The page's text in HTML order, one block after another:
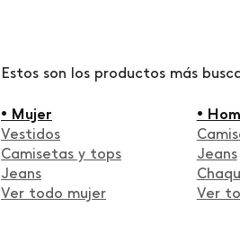
Estos son los productos más
• Mujer
Vestidos
Camisetas y tops
Jeans
Ver todo mujer
•
Jeans
Ver